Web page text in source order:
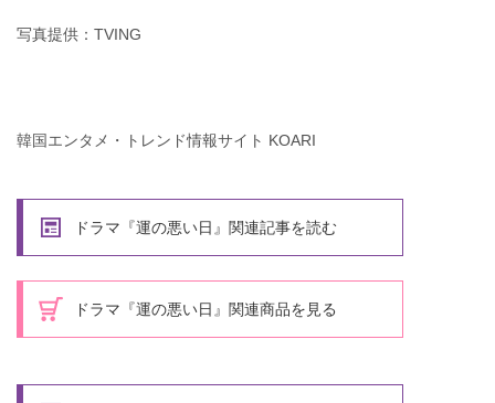
写真提供：TVING
韓国エンタメ・トレンド情報サイト KOARI
ドラマ『運の悪い日』関連記事を読む
ドラマ『運の悪い日』関連商品を見る